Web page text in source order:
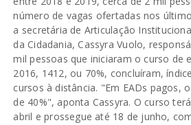
número de vagas ofertadas nos
a secretária de Articulação
da Cidadania, Cassyra Vuolo,
mil pessoas que iniciaram o curso de
2016, 1412, ou 70%, concluíram,
cursos à distância. "Em EADs pagos,
de 40%", aponta Cassyra. O curso
abril e prossegue até 18 de junho,